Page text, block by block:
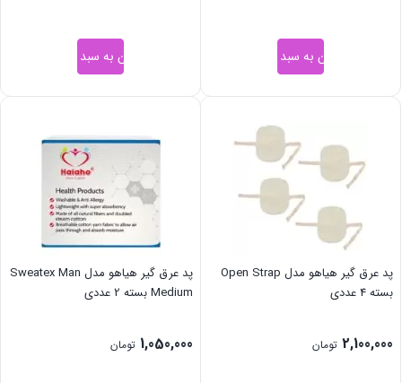
افزودن به سبد خرید افزودن به سبد خرید
پد عرق گیر هیاهو مدل Open Strap
بسته 4 عددی
2,100,000 تومان
پد عرق گیر هیاهو مدل Sweatex Man
Medium بسته 2 عددی
1,050,000 تومان